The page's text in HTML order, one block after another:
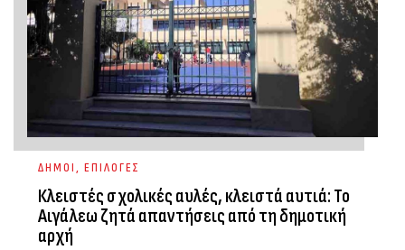
ΔΗΜΟΙ, ΕΠΙΛΟΓΕΣ
Κλειστές σχολικές αυλές, κλειστά αυτιά: Το
Αιγάλεω ζητά απαντήσεις από τη δημοτική
αρχή